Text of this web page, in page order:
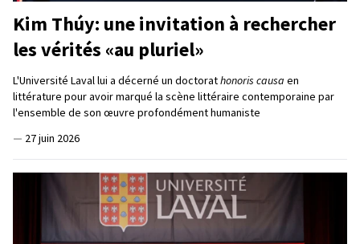
Kim Thúy: une invitation à rechercher
les vérités «au pluriel»
L'Université Laval lui a décerné un doctorathonoris causa en
littérature pour avoir marqué la scène littéraire contemporaine par
l'ensemble de son œuvre profondément humaniste
— 27 juin 2026